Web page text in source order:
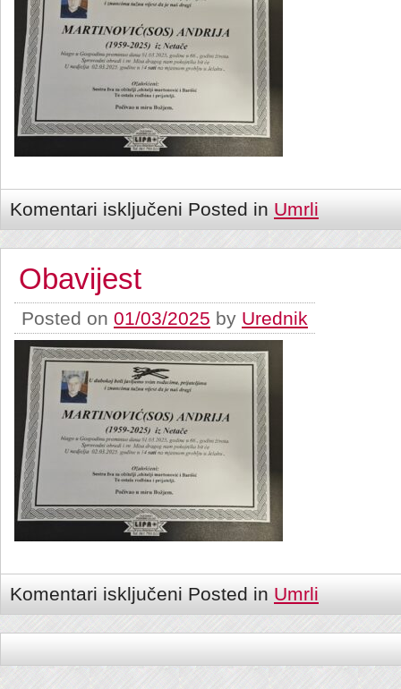
Komentari isključeni Posted in Umrli
Obavijest
Posted on 01/03/2025 by Urednik
Komentari isključeni Posted in Umrli